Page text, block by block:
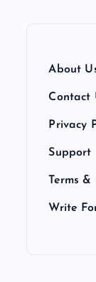
About
Contact
Privacy
Support
Terms &
Write